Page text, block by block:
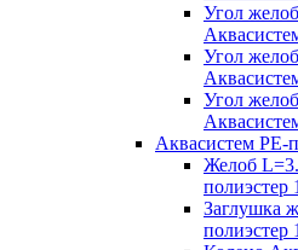
Угол
Угол
Угол
Аквасистем PE-
Желоб
полиэстер
Заглушка
полиэстер